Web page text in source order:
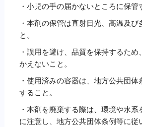
・小児の手の届かないところに保管
・本剤の保管は直射日光、高温及び
と。
・誤用を避け、品質を保持するた
かえないこと。
・使用済みの容器は、地方公共団
すること。
・本剤を廃棄する際は、環境や水系
に注意し、地方公共団体条例等に従